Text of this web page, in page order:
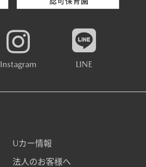
Instagram LINE
Uカー情報
法人のお客様へ